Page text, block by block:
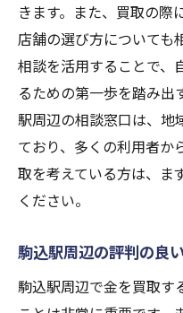
きます。また、買取の際
店舗の選び方についても
相談を活用することで、
るための第一歩を踏み出
駅周辺の相談窓口は、地
ており、多くの利用者か
取を考えている方は、ま
ください。
駒込駅周辺の評判の良
駒込駅周辺で金を買取す